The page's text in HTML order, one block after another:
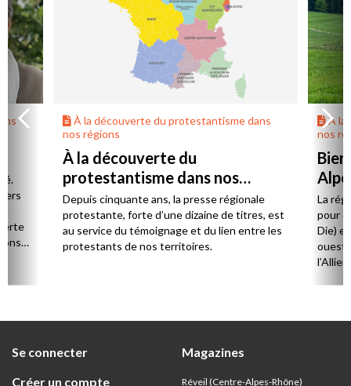
À la découverte du protestantisme dans
nos régions
À la découverte du
protestantisme dans nos
régions
Depuis cinquante ans, la presse régionale
protestante, forte d’une dizaine de titres, est
au service du témoignage et du lien entre les
protestants de nos territoires.
À la
nos
La
pour
Die)
ouest,
Se connecter
Créer un compte
Magazines
Réveil (Centre-Alpes-Rhône)